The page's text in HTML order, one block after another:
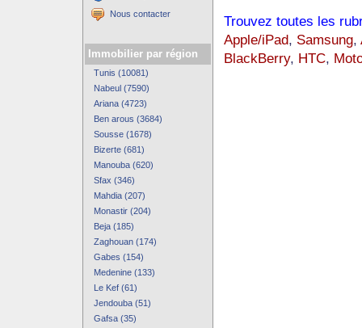
Nous contacter
Immobilier par région
Tunis (10081)
Nabeul (7590)
Ariana (4723)
Ben arous (3684)
Sousse (1678)
Bizerte (681)
Manouba (620)
Sfax (346)
Mahdia (207)
Monastir (204)
Beja (185)
Zaghouan (174)
Gabes (154)
Medenine (133)
Le Kef (61)
Jendouba (51)
Gafsa (35)
Trouvez toutes les
Apple/iPad, Samsung,
BlackBerry, HTC,